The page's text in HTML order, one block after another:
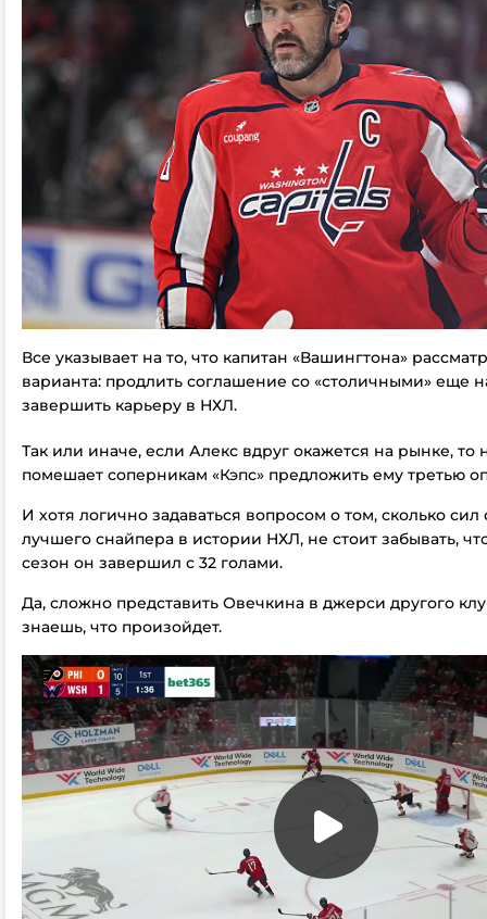
Все указывает на то, что капитан «Вашингтона»
варианта: продлить соглашение со «столичными» еще
завершить карьеру в НХЛ.
Так или иначе, если Алекс вдруг окажется на рынке, то
помешает соперникам «Кэпс» предложить ему третью
И хотя логично задаваться вопросом о том, сколько сил
лучшего снайпера в истории НХЛ, не стоит забывать,
сезон он завершил с 32 голами.
Да, сложно представить Овечкина в джерси другого
знаешь, что произойдет.